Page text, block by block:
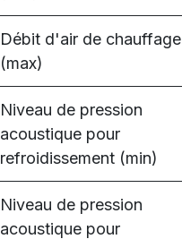
Débit d'air de chauffage
(max)
Niveau de pression
acoustique pour
refroidissement (min)
Niveau de pression
acoustique pour